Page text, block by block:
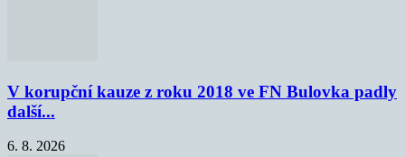
V korupční kauze z roku 2018 ve FN Bulovka padly
další...
6. 8. 2026